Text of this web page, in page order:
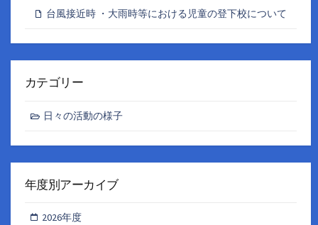
台風接近時 ・大雨時等における児童の登下校について
カテゴリー
日々の活動の様子
年度別アーカイブ
2026年度